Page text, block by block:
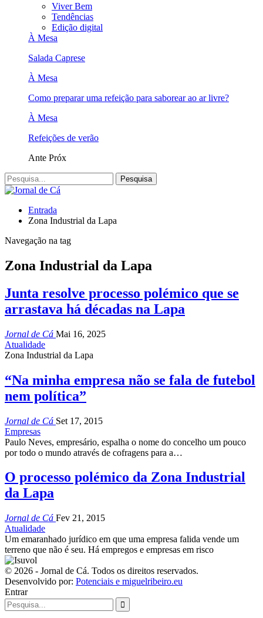
Viver Bem
Tendências
Edição digital
À Mesa
Salada Caprese
À Mesa
Como preparar uma refeição para saborear ao ar livre?
À Mesa
Refeições de verão
Ante Próx
Entrada
Zona Industrial da Lapa
Navegação na tag
Zona Industrial da Lapa
Junta resolve processo polémico que se
arrastava há décadas na Lapa
Jornal de Cá Mai 16, 2025
Atualidade
Zona Industrial da Lapa
“Na minha empresa não se fala de futebol
nem política”
Jornal de Cá Set 17, 2015
Empresas
Paulo Neves, empresário, espalha o nome do concelho um pouco
por todo o mundo através de cofragens para a…
O processo polémico da Zona Industrial
da Lapa
Jornal de Cá Fev 21, 2015
Atualidade
Um emaranhado jurídico em que uma empresa falida vende um
terreno que não é seu. Há empregos e empresas em risco
© 2026 - Jornal de Cá. Todos os direitos reservados.
Desenvolvido por: Potenciais e miguelribeiro.eu
Entrar